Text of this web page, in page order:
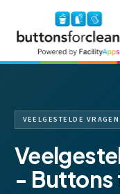
Ga naar hoofdinhoud
VEELGESTELDE VRAGEN
- Buttons